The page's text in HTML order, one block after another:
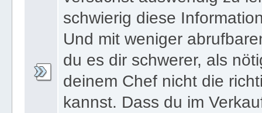
schwierig diese
Und mit weniger
du es dir schwerer, als
deinem Chef nicht die
kannst. Dass du im